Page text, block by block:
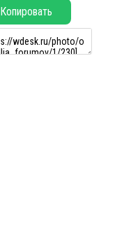
Копировать